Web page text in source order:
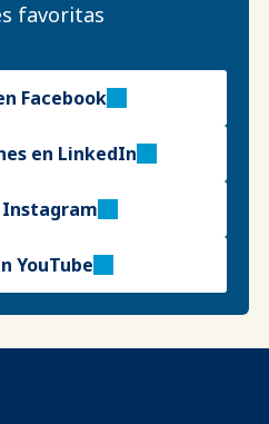
favoritas
Facebook
en LinkedIn
Instagram
YouTube